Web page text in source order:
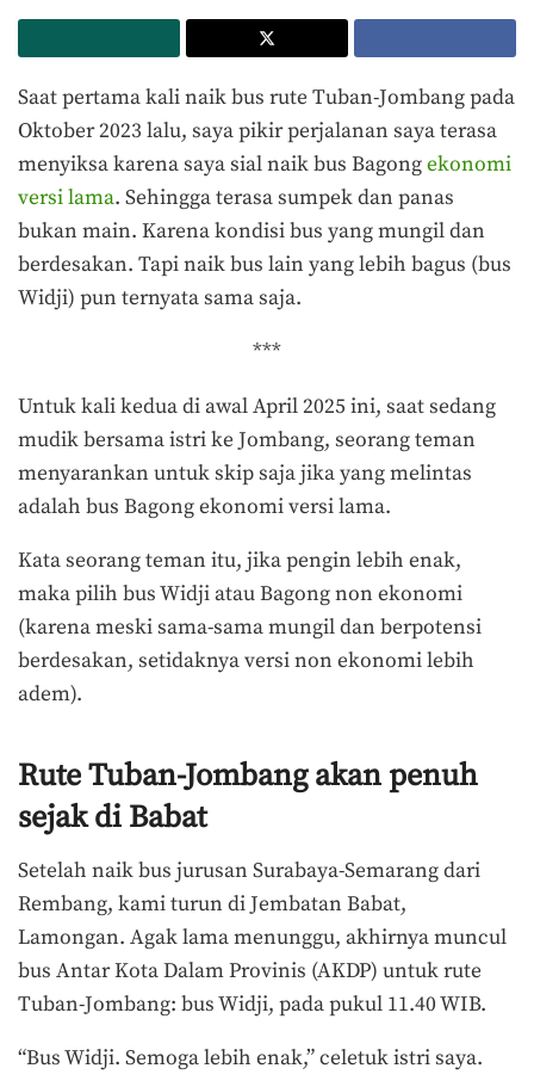
Saat pertama kali naik bus rute Tuban-Jombang pada
Oktober 2023 lalu, saya pikir perjalanan saya terasa
menyiksa karena saya sial naik bus Bagongekonomi
versi lama. Sehingga terasa sumpek dan panas
bukan main. Karena kondisi bus yang mungil dan
berdesakan. Tapi naik bus lain yang lebih bagus (bus
Widji) pun ternyata sama saja.
***
Untuk kali kedua di awal April 2025 ini, saat sedang
mudik bersama istri ke Jombang, seorang teman
menyarankan untuk skip saja jika yang melintas
adalah bus Bagong ekonomi versi lama.
Kata seorang teman itu, jika pengin lebih enak,
maka pilih bus Widji atau Bagong non ekonomi
(karena meski sama-sama mungil dan berpotensi
berdesakan, setidaknya versi non ekonomi lebih
adem).
Rute Tuban-Jombang akan penuh
sejak di Babat
Setelah naik bus jurusan Surabaya-Semarang dari
Rembang, kami turun di Jembatan Babat,
Lamongan. Agak lama menunggu, akhirnya muncul
bus Antar Kota Dalam Provinis (AKDP) untuk rute
Tuban-Jombang: bus Widji, pada pukul 11.40 WIB.
“Bus Widji. Semoga lebih enak,” celetuk istri saya.